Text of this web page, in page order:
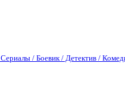
Сериалы / Боевик / Детектив /